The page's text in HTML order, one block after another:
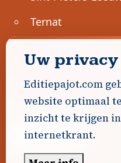
Ternat
Geen advertenties
Uw advertentie hier?
Word Partner!
Uw
Editiepajot.com
website optimaal
inzicht te krijgen
internetkrant.